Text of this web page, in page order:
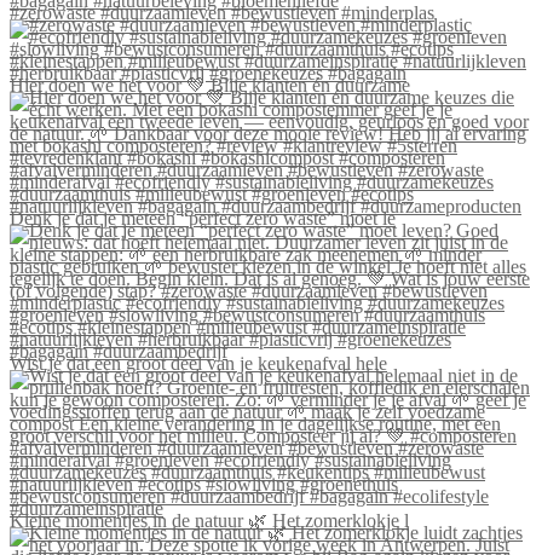
#zerowaste #duurzaamleven #bewustleven #minderplas
Hier doen we het voor 💚 Blije klanten én duurzame
Denk je dat je meteen “perfect zero waste” moet le
Wist je dat een groot deel van je keukenafval hele
Kleine momentjes in de natuur 🌿 Het zomerklokje l